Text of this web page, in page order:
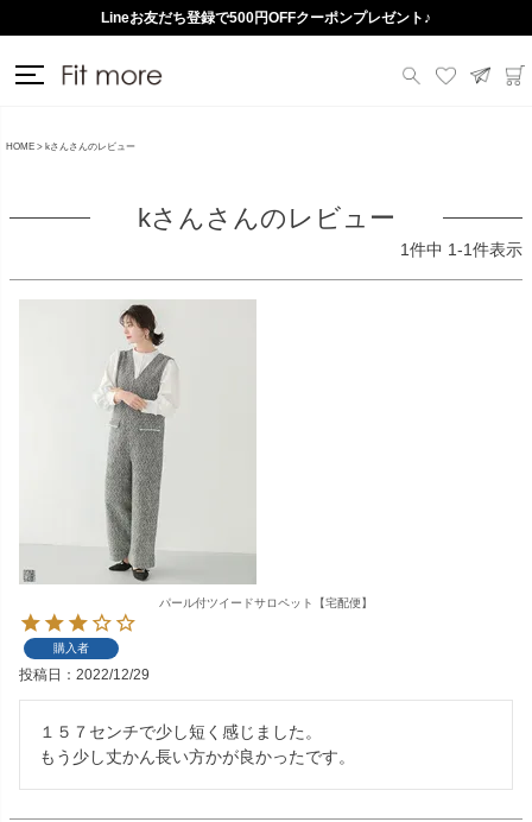
Lineお友だち登録で500円OFFクーポンプレゼント♪
HOME kさんさんのレビュー
kさんさんのレビュー
1件中 1-1件表示
パール付ツイードサロペット【宅配便】
購入者
投稿日 2022/12/29
１５７センチで少し短く感じました。
もう少し丈かん長い方かが良かったです。